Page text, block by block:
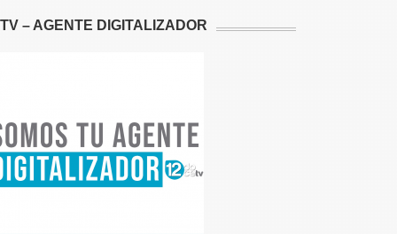
– AGENTE DIGITALIZADOR